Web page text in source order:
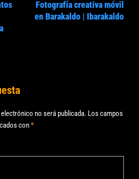
Fotografía creativa móvil
en Barakaldo | Ibarakaldo
no será publicada. Los campos
con*